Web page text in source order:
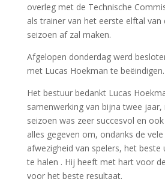
overleg met de Technische
als trainer van het eerste elftal
seizoen af zal maken.
Afgelopen donderdag werd
met Lucas Hoekman te beëindigen.
Het bestuur bedankt Lucas
samenwerking van bijna twee
seizoen was zeer succesvol en
alles gegeven om, ondanks de
afwezigheid van spelers, het
te halen . Hij heeft met hart voor
voor het beste resultaat.